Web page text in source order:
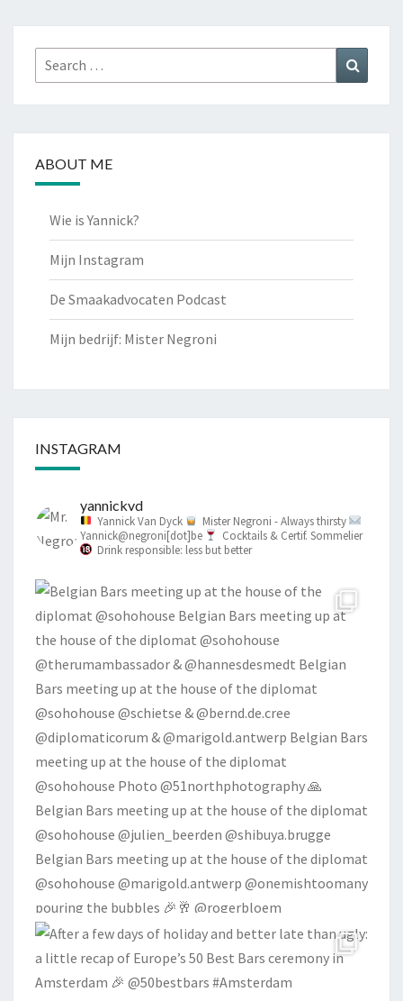
Search
for:
ABOUT ME
Wie is Yannick?
Mijn Instagram
De Smaakadvocaten Podcast
Mijn bedrijf: Mister Negroni
INSTAGRAM
yannickvd
Yannick Van Dyck
Mister Negroni - Always thirsty
Yannick@negroni[dot]be
Cocktails & Certif. Sommelier
Drink responsible: less but better